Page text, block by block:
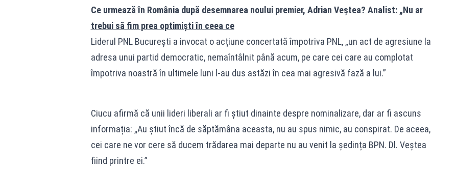
Ce urmează în România după desemnarea noului premier, Adrian Veștea? Analist: „Nu ar
trebui să fim prea optimiști în ceea ce
Liderul PNL București a invocat o acțiune concertată împotriva PNL, „un act de agresiune la
adresa unui partid democratic, nemaîntâlnit până acum, pe care cei care au complotat
împotriva noastră în ultimele luni l-au dus astăzi în cea mai agresivă fază a lui.”
Ciucu afirmă că unii lideri liberali ar fi știut dinainte despre nominalizare, dar ar fi ascuns
informația: „Au știut încă de săptămâna aceasta, nu au spus nimic, au conspirat. De aceea,
cei care ne vor cere să ducem trădarea mai departe nu au venit la ședința BPN. Dl. Veștea
fiind printre ei.”